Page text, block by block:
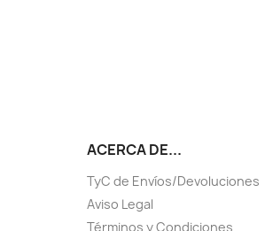
ACERCA DE...
TyC de Envíos/Devoluciones
Aviso Legal
Términos y Condiciones